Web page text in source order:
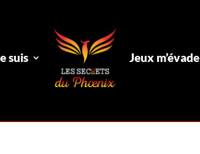
suis Jeux m’évade